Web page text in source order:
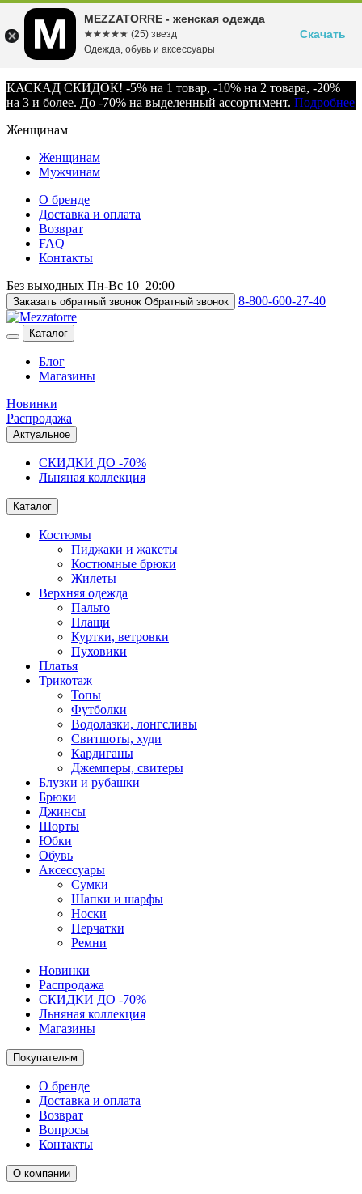
КАСКАД СКИДОК! -5% на 1 товар, -10% на 2 товара, -20%
на 3 и более. До -70% на выделенный ассортимент. Подробнее
Женщинам
Женщинам
Мужчинам
О бренде
Доставка и оплата
Возврат
FAQ
Контакты
Без выходных Пн-Вс 10–20:00
Заказать обратный звонок Обратный звонок 8-800-600-27-40
Каталог
Блог
Магазины
Новинки
Распродажа
Актуальное
СКИДКИ ДО -70%
Льняная коллекция
Каталог
Костюмы
Пиджаки и жакеты
Костюмные брюки
Жилеты
Верхняя одежда
Пальто
Плащи
Куртки, ветровки
Пуховики
Платья
Трикотаж
Топы
Футболки
Водолазки, лонгсливы
Свитшоты, худи
Кардиганы
Джемперы, свитеры
Блузки и рубашки
Брюки
Джинсы
Шорты
Юбки
Обувь
Аксессуары
Сумки
Шапки и шарфы
Носки
Перчатки
Ремни
Новинки
Распродажа
СКИДКИ ДО -70%
Льняная коллекция
Магазины
Покупателям
О бренде
Доставка и оплата
Возврат
Вопросы
Контакты
О компании
MEZZATORRE - женская одежда
☆☆☆☆☆
★★★★★ (25) звезд
Одежда, обувь и аксессуары
Скачать